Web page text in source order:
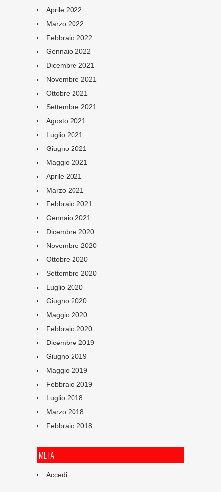
Aprile 2022
Marzo 2022
Febbraio 2022
Gennaio 2022
Dicembre 2021
Novembre 2021
Ottobre 2021
Settembre 2021
Agosto 2021
Luglio 2021
Giugno 2021
Maggio 2021
Aprile 2021
Marzo 2021
Febbraio 2021
Gennaio 2021
Dicembre 2020
Novembre 2020
Ottobre 2020
Settembre 2020
Luglio 2020
Giugno 2020
Maggio 2020
Febbraio 2020
Dicembre 2019
Giugno 2019
Maggio 2019
Febbraio 2019
Luglio 2018
Marzo 2018
Febbraio 2018
META
Accedi